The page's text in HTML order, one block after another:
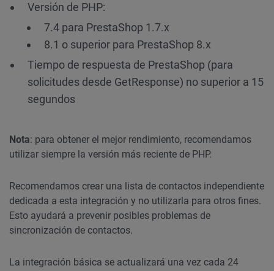
Versión de PHP:
7.4 para PrestaShop 1.7.x
8.1 o superior para PrestaShop 8.x
Tiempo de respuesta de PrestaShop (para
solicitudes desde GetResponse) no superior a 15
segundos
Nota: para obtener el mejor rendimiento, recomendamos
utilizar siempre la versión más reciente de PHP.
Recomendamos crear una lista de contactos independiente
dedicada a esta integración y no utilizarla para otros fines.
Esto ayudará a prevenir posibles problemas de
sincronización de contactos.
La integración básica se actualizará una vez cada 24